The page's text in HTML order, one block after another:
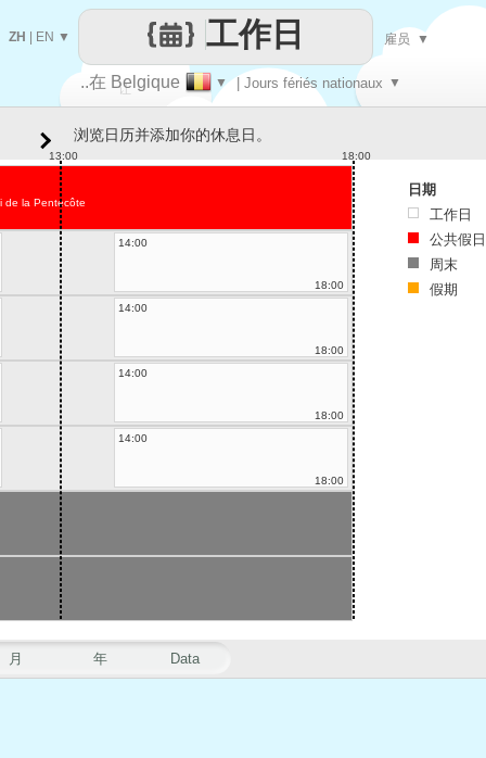
让
每一天
..在 Belgique ▼ | Jours fériés nationaux ▼
工作日
ZH EN ▼ 雇员 ▼
月 年 Data
浏览日历并添加你的休息日。
13:00 18:00
de la Pentecôte
14:00
18:00
14:00
18:00
14:00
18:00
14:00
18:00
日期
工作日
公共假日
周末
假期